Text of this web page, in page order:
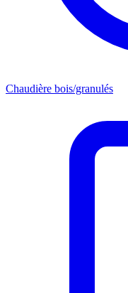
Chaudière bois/granulés